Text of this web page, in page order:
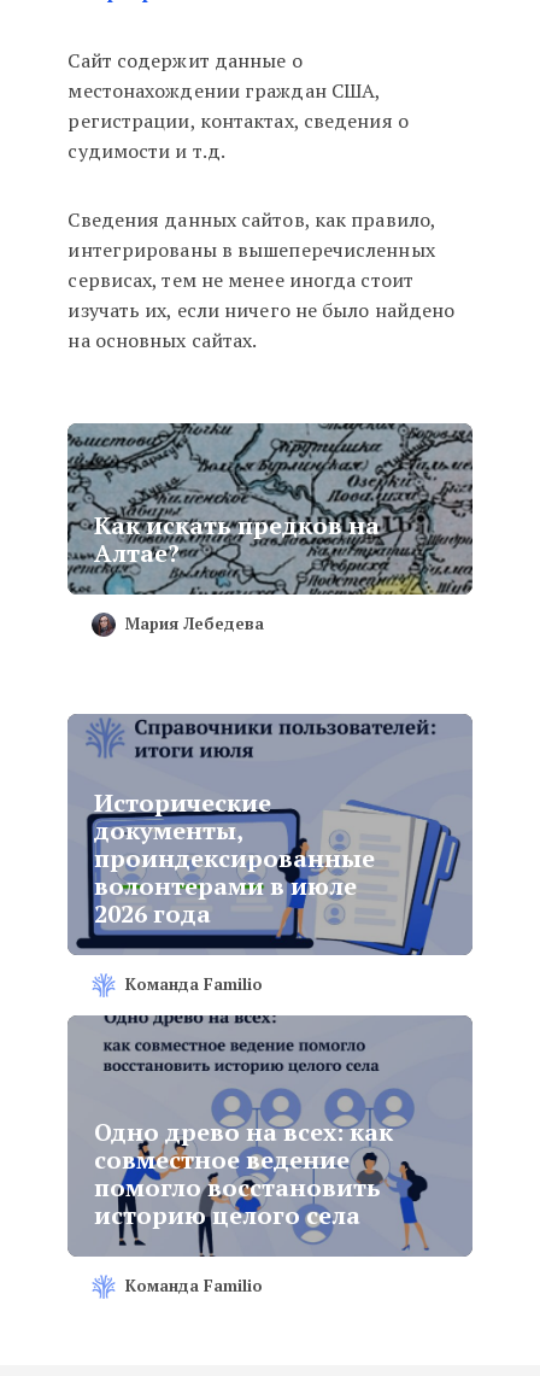
Сайт содержит данные о
местонахождении граждан США,
регистрации, контактах, сведения о
судимости и т.д.
Сведения данных сайтов, как правило,
интегрированы в вышеперечисленных
сервисах, тем не менее иногда стоит
изучать их, если ничего не было найдено
на основных сайтах.
Как искать предков на
Алтае?
Мария Лебедева
Исторические
документы,
проиндексированные
волонтерами в июле
2026 года
Команда Familio
Одно древо на всех: как
совместное ведение
помогло восстановить
историю целого села
Команда Familio